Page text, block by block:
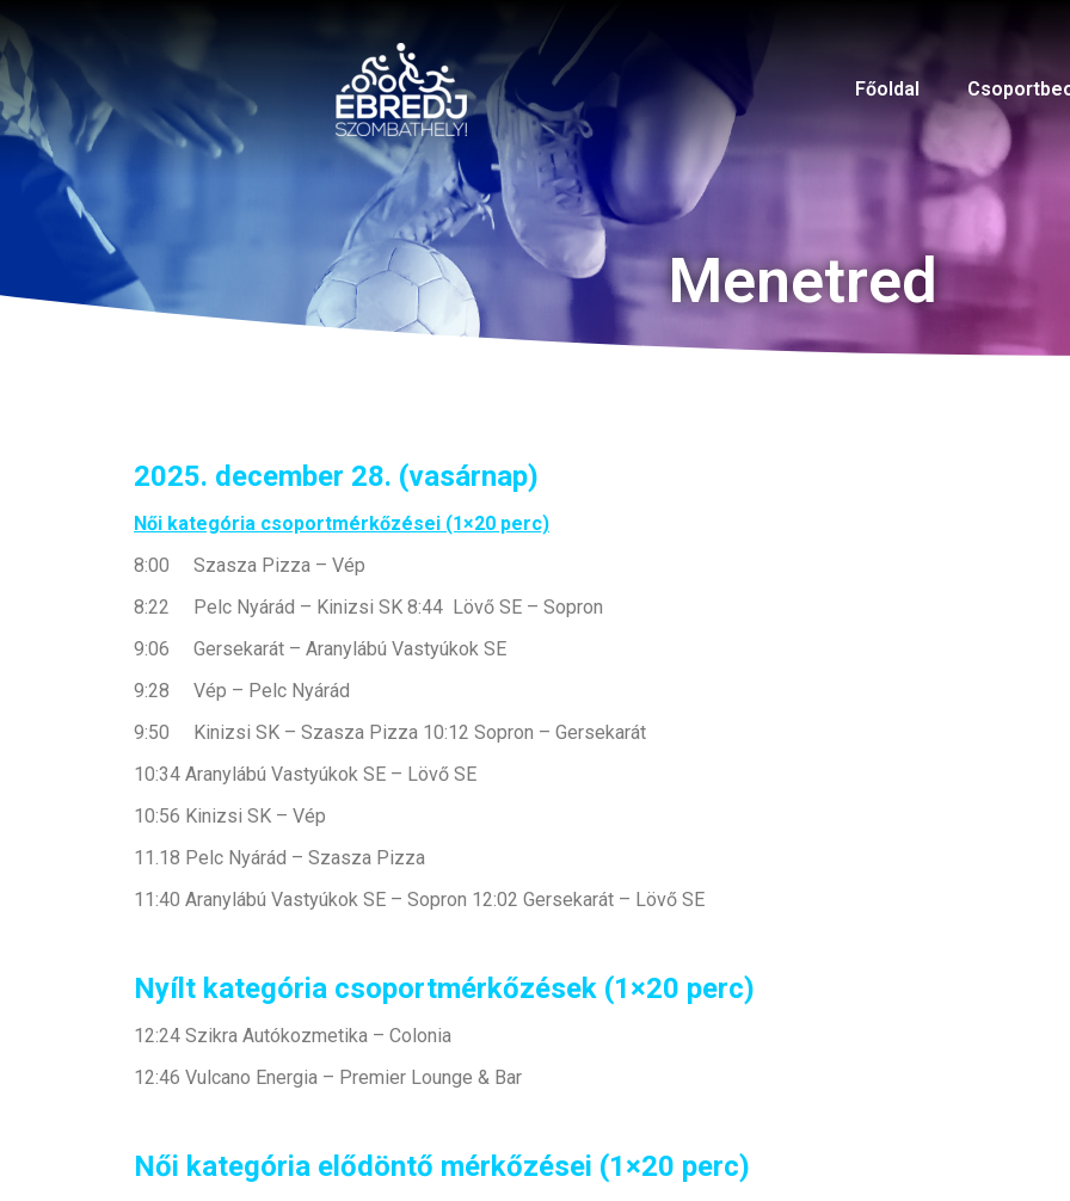
Főoldal
Menetred
2025. december 28. (vasárnap)
Női kategória csoportmérkőzései (1×20 perc)
8:00 Szasza Pizza – Vép
8:22 Pelc Nyárád – Kinizsi SK 8:44 Lövő SE – Sopron
9:06 Gersekarát – Aranylábú Vastyúkok SE
9:28 Vép – Pelc Nyárád
9:50 Kinizsi SK – Szasza Pizza 10:12 Sopron – Gersekarát
10:34 Aranylábú Vastyúkok SE – Lövő SE
10:56 Kinizsi SK – Vép
11.18 Pelc Nyárád – Szasza Pizza
11:40 Aranylábú Vastyúkok SE – Sopron 12:02 Gersekarát – Lövő SE
Nyílt kategória csoportmérkőzések (1×20 perc)
12:24 Szikra Autókozmetika – Colonia
12:46 Vulcano Energia – Premier Lounge & Bar
Női kategória elődöntő mérkőzései (1×20 perc)